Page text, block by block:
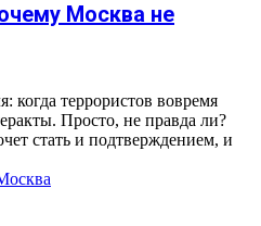
Москва не
когда террористов вовремя
Просто, не правда ли?
стать и подтверждением, и